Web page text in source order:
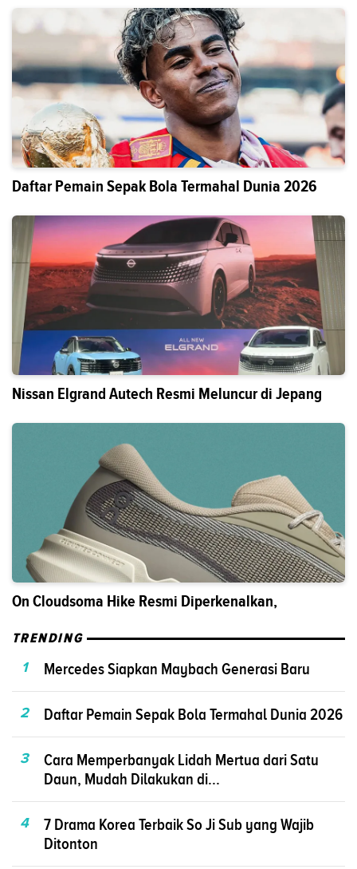
Daftar Pemain Sepak Bola Termahal Dunia 2026
Nissan Elgrand Autech Resmi Meluncur di Jepang
On Cloudsoma Hike Resmi Diperkenalkan,
TRENDING
1
Mercedes Siapkan Maybach Generasi Baru
2 Daftar Pemain Sepak Bola Termahal Dunia 2026
3
Cara Memperbanyak Lidah Mertua dari Satu
Daun, Mudah Dilakukan di...
4
7 Drama Korea Terbaik So Ji Sub yang Wajib
Ditonton